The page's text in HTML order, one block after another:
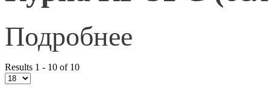
Подробнее
Results 1 - 10 of 10